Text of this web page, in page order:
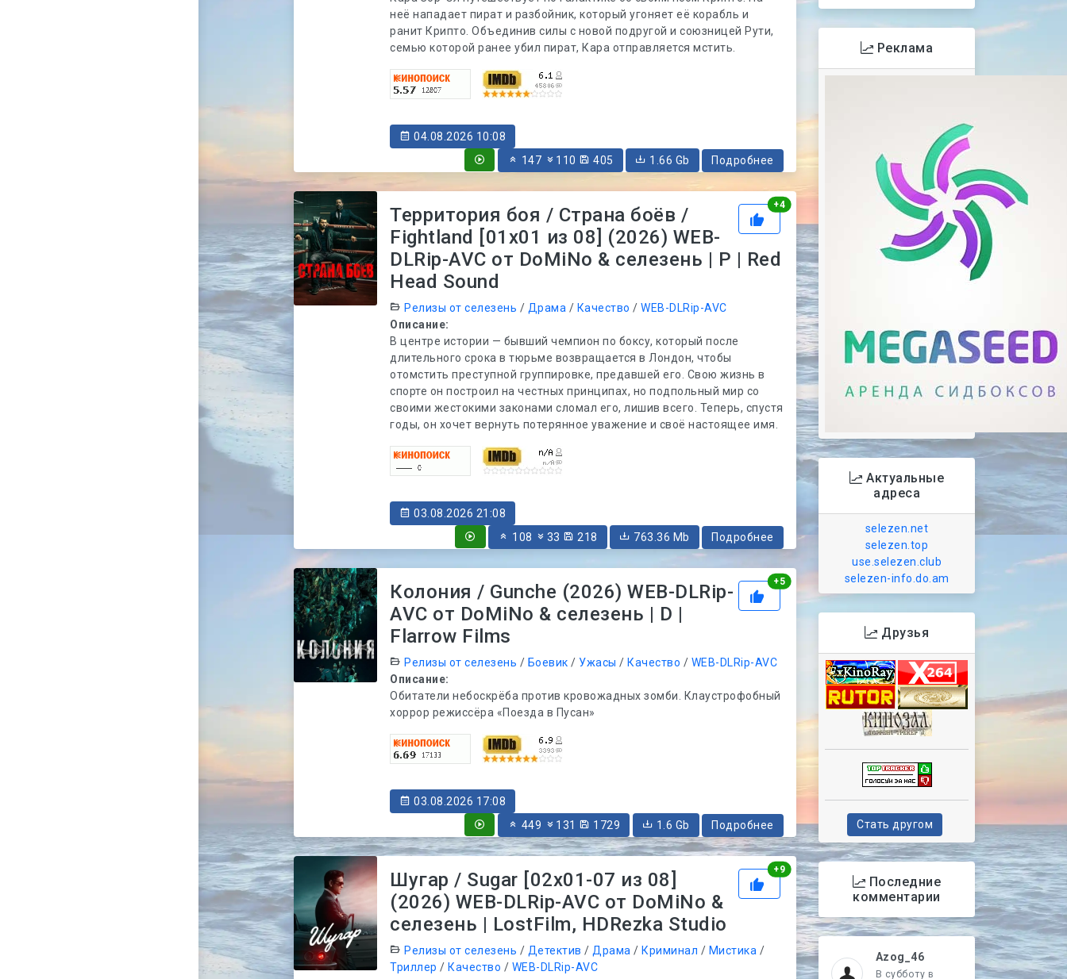
неё нападает пират и разбойник, который угоняет её корабль и
ранит Крипто. Объединив силы с новой подругой и союзницей Рути,
семью которой ранее убил пират, Кара отправляется мстить.
04.08.2026 10:08
147
110 405 1.66 Gb Подробнее
+4Рейтинг
Территория боя / Страна боёв /
Fightland [01x01 из 08] (2026) WEB-
DLRip-AVC от DoMiNo & селезень | P | Red
Head Sound
Релизы от селезень / Драма / Качество /WEB-DLRip-AVC
Описание:
В центре истории — бывший чемпион по боксу, который после
длительного срока в тюрьме возвращается в Лондон, чтобы
отомстить преступной группировке, предавшей его. Свою жизнь в
спорте он построил на честных принципах, но подпольный мир со
своими жестокими законами сломал его, лишив всего. Теперь, спустя
годы, он хочет вернуть потерянное уважение и своё настоящее имя.
03.08.2026 21:08
108
33 218 763.36 Mb Подробнее
+5Рейтинг
Колония / Gunche (2026) WEB-DLRip-
AVC от DoMiNo & селезень | D |
Flarrow Films
Релизы от селезень / Боевик / Ужасы /Качество / WEB-DLRip-AVC
Описание:
Обитатели небоскрёба против кровожадных зомби. Клаустрофобный
хоррор режиссёра «Поезда в Пусан»
03.08.2026 17:08
449
131 1729 1.6 Gb Подробнее
+9Рейтинг
Шугар / Sugar [02x01-07 из 08]
(2026) WEB-DLRip-AVC от DoMiNo &
селезень | LostFilm, HDRezka Studio
Релизы от селезень / Детектив / Драма /Криминал / Мистика /
Триллер /Качество / WEB-DLRip-AVC
Реклама
Актуальные
адреса
selezen.net
selezen.top
use.selezen.club
selezen-info.do.am
Друзья
Стать другом
Последние
комментарии
Azog_46
В субботу в